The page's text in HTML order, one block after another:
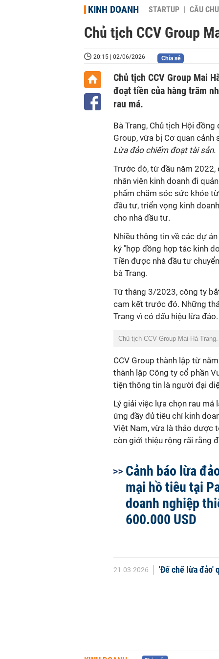
KINH DOANH STARTUP CÂU
Chủ tịch CCV Group
20:15 | 02/06/2026 Chia sẻ
Chủ tịch CCV Group Mai
đoạt tiền của hàng trăm
rau má.
Bà Trang, Chủ tịch Hội
Group, vừa bị Cơ quan
Lừa đảo chiếm đoạt tài sản.
Trước đó, từ đầu năm 2022,
nhân viên kinh doanh đi
phẩm chăm sóc sức khỏe
đầu tư, triển vọng kinh
cho nhà đầu tư.
Nhiều thông tin về các dự
ký "hợp đồng hợp tác kinh
Tiền được nhà đầu tư
bà Trang.
Từ tháng 3/2023, công ty
cam kết trước đó. Những
Trang vì có dấu hiệu lừa đảo.
Chủ tịch CCV Group Mai Hà
CCV Group thành lập từ
thành lập Công ty cổ phần
tiện thông tin là người đại
Lý giải việc lựa chọn rau má
ứng đầy đủ tiêu chí kinh
Việt Nam, vừa là thảo dược
còn giới thiệu rộng rãi rằng
Cảnh báo lừa
mại hồ tiêu tại
doanh nghiệp
600.000 USD
21-03-2026 'Đế chế lừa đảo'